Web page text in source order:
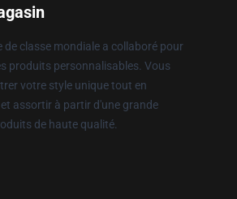
de classe mondiale a collaboré pour
produits personnalisables. Vous
votre style unique tout en
assortir à partir d'une grande
de haute qualité.